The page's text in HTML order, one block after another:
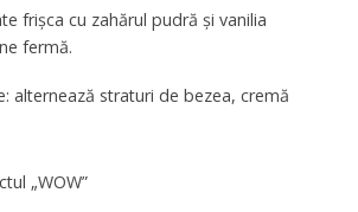
frișca cu zahărul pudră și vanilia
fermă.
alternează straturi de bezea, cremă
„WOW”